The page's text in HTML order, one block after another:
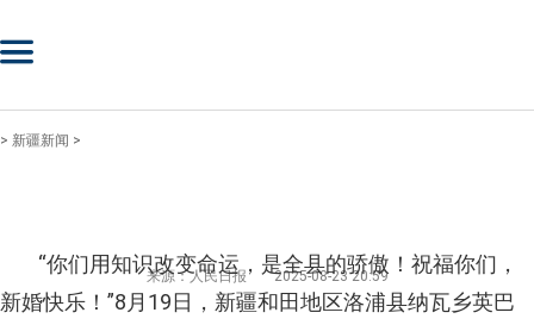
> 新疆新闻 >
来源：人民日报 2025-08-23 20:59
“你们用知识改变命运，是全县的骄傲！祝福你们，
新婚快乐！”8月19日，新疆和田地区洛浦县纳瓦乡英巴